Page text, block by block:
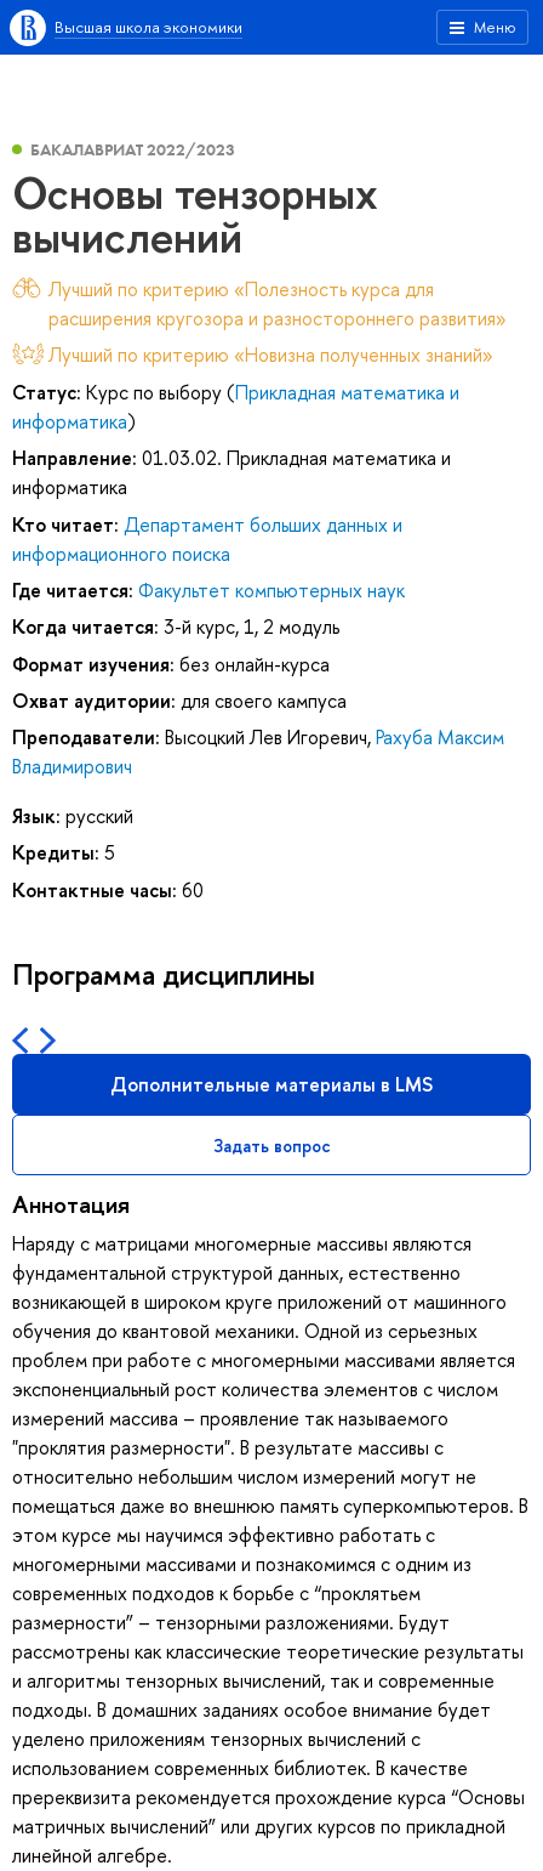
Меню
Высшая школа экономики
БАКАЛАВРИАТ 2022/2023
Основы тензорных
вычислений
Лучший по критерию «Полезность курса для
расширения кругозора и разностороннего развития»
Лучший по критерию «Новизна полученных знаний»
Статус: Курс по выбору (Прикладная математика и
информатика)
Направление: 01.03.02. Прикладная математика и
информатика
Кто читает: Департамент больших данных и
информационного поиска
Где читается: Факультет компьютерных наук
Когда читается: 3-й курс, 1, 2 модуль
Формат изучения: без онлайн-курса
Охват аудитории: для своего кампуса
Преподаватели: Высоцкий Лев Игоревич,Рахуба Максим
Владимирович
Язык: русский
Кредиты: 5
Контактные часы: 60
Программа дисциплины
Дополнительные материалы в LMS
Задать вопрос
Аннотация
Наряду с матрицами многомерные массивы являются
фундаментальной структурой данных, естественно
возникающей в широком круге приложений от машинного
обучения до квантовой механики. Одной из серьезных
проблем при работе с многомерными массивами является
экспоненциальный рост количества элементов с числом
измерений массива – проявление так называемого
"проклятия размерности". В результате массивы с
относительно небольшим числом измерений могут не
помещаться даже во внешнюю память суперкомпьютеров. В
этом курсе мы научимся эффективно работать с
многомерными массивами и познакомимся с одним из
современных подходов к борьбе с “проклятьем
размерности” – тензорными разложениями. Будут
рассмотрены как классические теоретические результаты
и алгоритмы тензорных вычислений, так и современные
подходы. В домашних заданиях особое внимание будет
уделено приложениям тензорных вычислений с
использованием современных библиотек. В качестве
пререквизита рекомендуется прохождение курса “Основы
матричных вычислений” или других курсов по прикладной
линейной алгебре.